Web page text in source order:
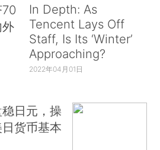
In Depth: As
Tencent Lays Off
Staff, Is Its ‘Winter’
Approaching?
2022年04月01日
日元，操
货币基本